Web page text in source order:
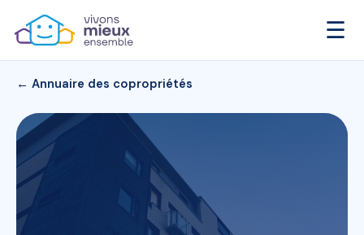
☰
← Annuaire des copropriétés